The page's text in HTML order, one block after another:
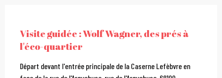
Visite guidée : Wolf Wagner, des prés à
l'éco-quartier
Départ devant l'entrée principale de la Caserne Lefèbvre en